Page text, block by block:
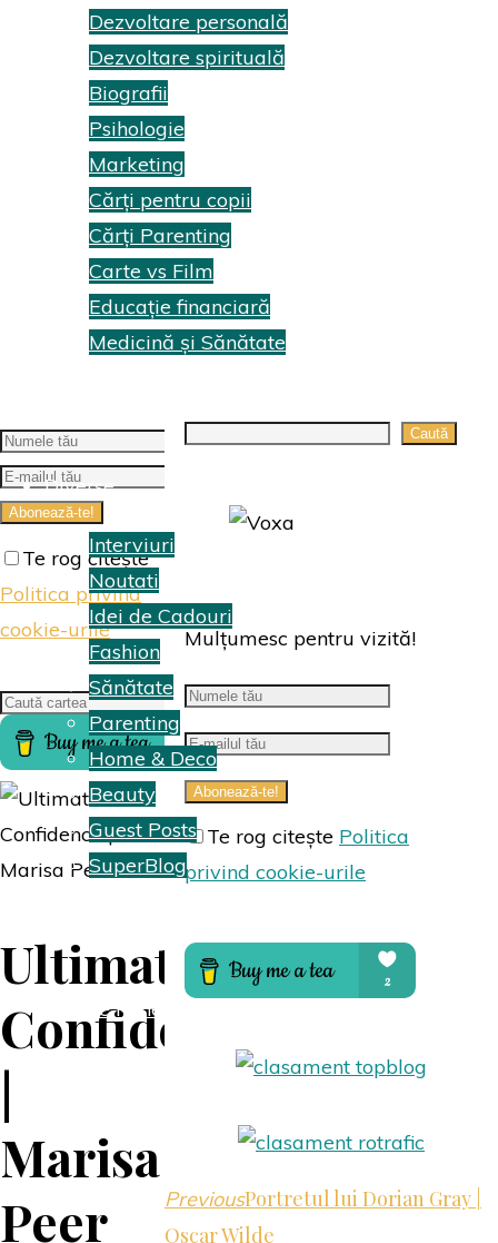
Dezvoltare personală
Dezvoltare spirituală
Biografii
Psihologie
Marketing
Cărți pentru copii
Cărți Parenting
Carte vs Film
Educație financiară
Medicină și Sănătate
Diverse
Interviuri
Noutati
Idei de Cadouri
Fashion
Sănătate
Parenting
Home & Deco
Beauty
Guest Posts
SuperBlog
Despre mine
Te rog citește
Politica privind
cookie-urile
Search Caută
Ultimate
Confidence
|
Marisa
Peer
Search Caută
Mulțumesc pentru vizită!
Te rog citește Politica
privind cookie-urile
PreviousPortretul lui Dorian Gray |
Oscar Wilde